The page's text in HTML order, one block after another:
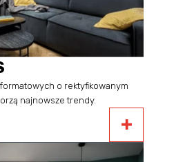
o rektyfikowanym
najnowsze trendy.